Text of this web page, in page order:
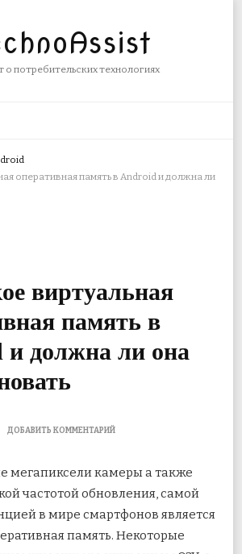
о потребительских технологиях
оперативная память в Android и должна ли
виртуальная
память в
должна ли она
ДОБАВИТЬ КОММЕНТАРИЙК
ТАКОЕ
ОПЕРАТИВНАЯ
ПАМЯТЬ
ANDROID
мегапиксели камерыа также
частотой обновления, самой
в мире смартфонов является
память. Некоторые